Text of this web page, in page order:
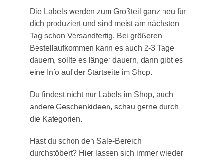
Die Labels werden zum Großteil ganz neu für
dich produziert und sind meist am nächsten
Tag schon Versandfertig. Bei größeren
Bestellaufkommen kann es auch 2-3 Tage
dauern, sollte es länger dauern, dann gibt es
eine Info auf der Startseite im Shop.
Du findest nicht nur Labels im Shop, auch
andere Geschenkideen, schau gerne durch
die Kategorien.
Hast du schon den Sale-Bereich
durchstöbert? Hier lassen sich immer wieder